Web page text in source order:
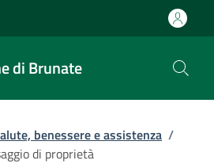
di Brunate
benessere e assistenza /
di proprietà